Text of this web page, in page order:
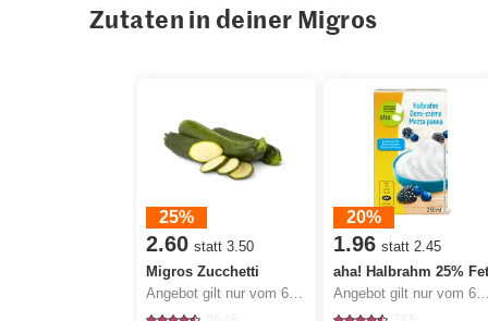
Zutaten in deiner Migros
25%
2.60 statt 3.50
Migros Zucchetti
20%
1.96 statt 2.45
aha! Halbrahm 25%